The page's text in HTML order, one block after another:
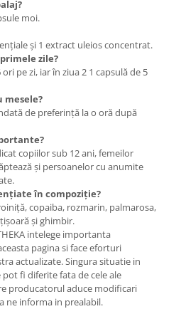
moi.
și 1 extract uleios concentrat.
zile?
pe zi, iar în ziua 2 1 capsulă de 5
mesele?
de preferință la o oră după
copiilor sub 12 ani, femeilor
și persoanelor cu anumite
în compoziție?
copaiba, rozmarin, palmarosa,
și ghimbir.
intelege importanta
pagina si face eforturi
actualizate. Singura situatie in
fi diferite fata de cele ale
producatorul aduce modificari
ne informa in prealabil.